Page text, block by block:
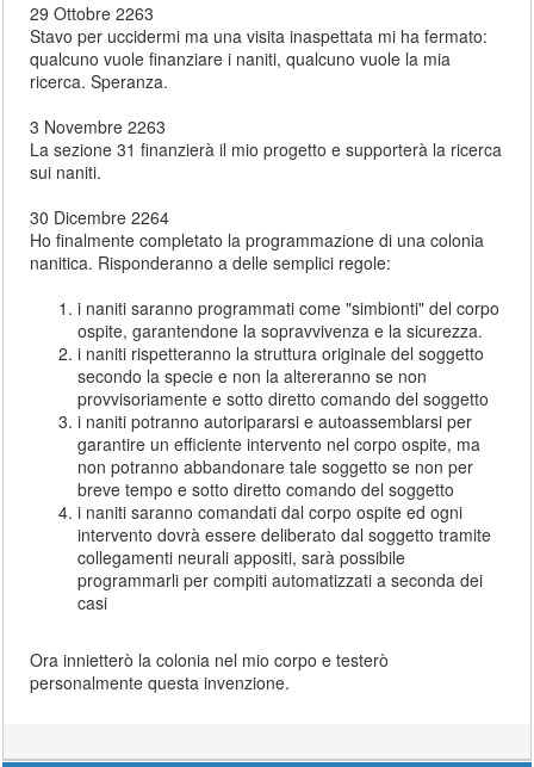
29 Ottobre 2263
Stavo per uccidermi ma una visita inaspettata mi ha fermato:
qualcuno vuole finanziare i naniti, qualcuno vuole la mia
ricerca. Speranza.
3 Novembre 2263
La sezione 31 finanzierà il mio progetto e supporterà la ricerca
sui naniti.
30 Dicembre 2264
Ho finalmente completato la programmazione di una colonia
nanitica. Risponderanno a delle semplici regole:
i naniti saranno programmati come "simbionti" del corpo
ospite, garantendone la sopravvivenza e la sicurezza.
i naniti rispetteranno la struttura originale del soggetto
secondo la specie e non la altereranno se non
provvisoriamente e sotto diretto comando del soggetto
i naniti potranno autoripararsi e autoassemblarsi per
garantire un efficiente intervento nel corpo ospite, ma
non potranno abbandonare tale soggetto se non per
breve tempo e sotto diretto comando del soggetto
i naniti saranno comandati dal corpo ospite ed ogni
intervento dovrà essere deliberato dal soggetto tramite
collegamenti neurali appositi, sarà possibile
programmarli per compiti automatizzati a seconda dei
casi
Ora innietterò la colonia nel mio corpo e testerò
personalmente questa invenzione.